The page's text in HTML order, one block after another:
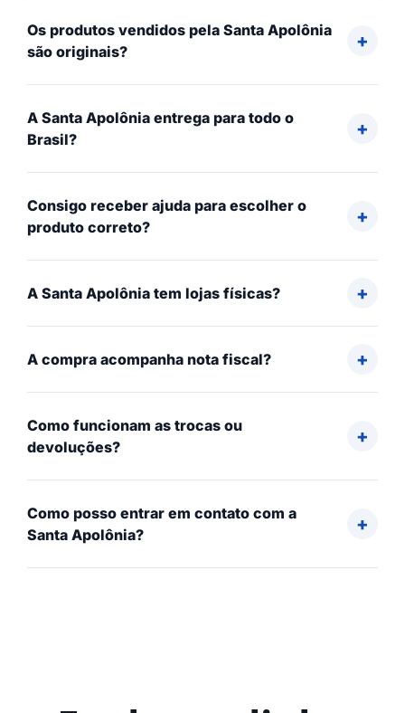
Os produtos vendidos pela Santa Apolônia
são originais?
A Santa Apolônia entrega para todo o
Brasil?
Consigo receber ajuda para escolher o
produto correto?
A Santa Apolônia tem lojas físicas?
A compra acompanha nota fiscal?
Como funcionam as trocas ou
devoluções?
Como posso entrar em contato com a
Santa Apolônia?